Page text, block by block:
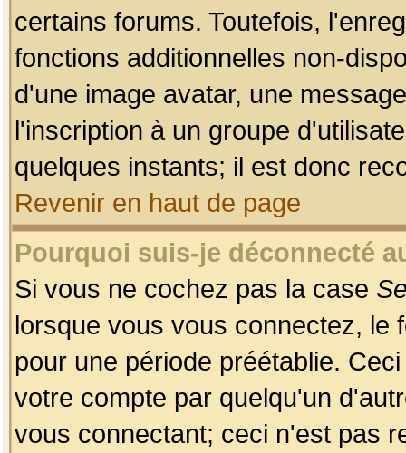
certains forums. Toutefois,
fonctions additionnelles non-
d'une image avatar, une
l'inscription à un groupe
quelques instants; il est donc
Revenir en haut de page
Pourquoi suis-je déconnecté
Si vous ne cochez pas la case
lorsque vous vous connectez, le
pour une période préétablie.
votre compte par quelqu'un
vous connectant; ceci n'est pas